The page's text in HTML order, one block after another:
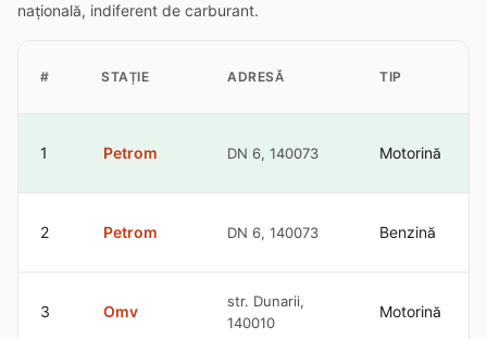
națională, indiferent de carburant.
# STAȚIE ADRESĂ TIP
1 Petrom DN 6, 140073 Motorină
2 Petrom DN 6, 140073 Benzină
3 Omv
str. Dunarii,
140010
Motorină